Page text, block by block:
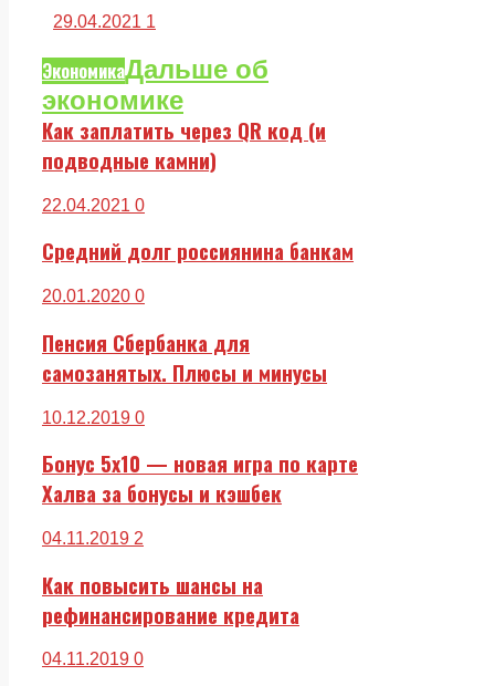
29.04.2021 1
ЭкономикаДальше об
экономике
Как заплатить через QR код (и
подводные камни)
22.04.2021 0
Средний долг россиянина банкам
20.01.2020 0
Пенсия Сбербанка для
самозанятых. Плюсы и минусы
10.12.2019 0
Бонус 5х10 — новая игра по карте
Халва за бонусы и кэшбек
04.11.2019 2
Как повысить шансы на
рефинансирование кредита
04.11.2019 0